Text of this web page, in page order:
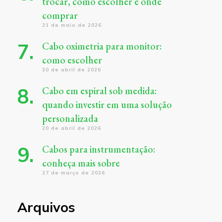
comprar
21 de maio de 2026
Cabo oximetria para monitor:
como escolher
30 de abril de 2026
Cabo em espiral sob medida:
quando investir em uma solução
personalizada
20 de abril de 2026
Cabos para instrumentação:
conheça mais sobre
27 de março de 2026
Arquivos